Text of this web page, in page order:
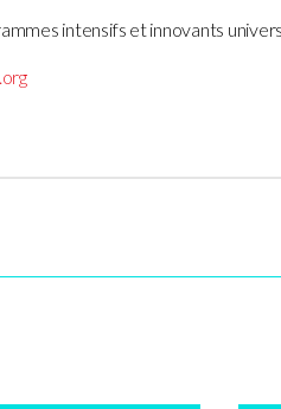
intensifs et innovants